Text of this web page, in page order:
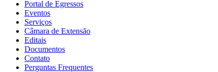
Portal de Egressos
Eventos
Serviços
Câmara de Extensão
Editais
Documentos
Contato
Perguntas Frequentes